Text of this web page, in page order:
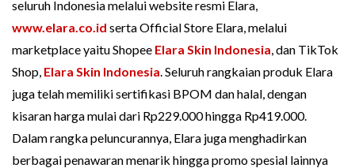
seluruh Indonesia melalui website resmi Elara,
www.elara.co.id serta Official Store Elara, melalui
marketplace yaitu Shopee Elara Skin Indonesia , dan TikTok
Shop, Elara Skin Indonesia . Seluruh rangkaian produk Elara
juga telah memiliki sertifikasi BPOM dan halal, dengan
kisaran harga mulai dari Rp229.000 hingga Rp419.000.
Dalam rangka peluncurannya, Elara juga menghadirkan
berbagai penawaran menarik hingga promo spesial lainnya